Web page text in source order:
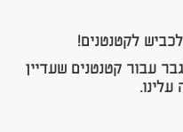
לקטנטנים!
עבור קטנטנים שעדיין